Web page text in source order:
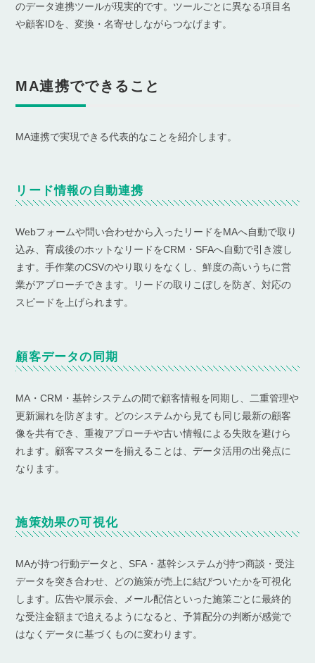
のデータ連携ツールが現実的です。ツールごとに異なる項目名
や顧客IDを、変換・名寄せしながらつなげます。
MA連携でできること
MA連携で実現できる代表的なことを紹介します。
リード情報の自動連携
Webフォームや問い合わせから入ったリードをMAへ自動で取り
込み、育成後のホットなリードをCRM・SFAへ自動で引き渡し
ます。手作業のCSVのやり取りをなくし、鮮度の高いうちに営
業がアプローチできます。リードの取りこぼしを防ぎ、対応の
スピードを上げられます。
顧客データの同期
MA・CRM・基幹システムの間で顧客情報を同期し、二重管理や
更新漏れを防ぎます。どのシステムから見ても同じ最新の顧客
像を共有でき、重複アプローチや古い情報による失敗を避けら
れます。顧客マスターを揃えることは、データ活用の出発点に
なります。
施策効果の可視化
MAが持つ行動データと、SFA・基幹システムが持つ商談・受注
データを突き合わせ、どの施策が売上に結びついたかを可視化
します。広告や展示会、メール配信といった施策ごとに最終的
な受注金額まで追えるようになると、予算配分の判断が感覚で
はなくデータに基づくものに変わります。